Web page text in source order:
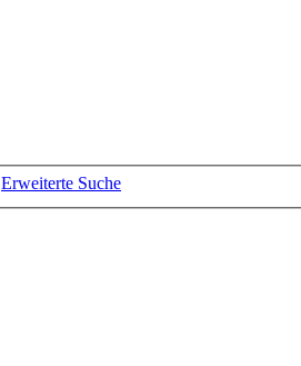
Erweiterte Suche